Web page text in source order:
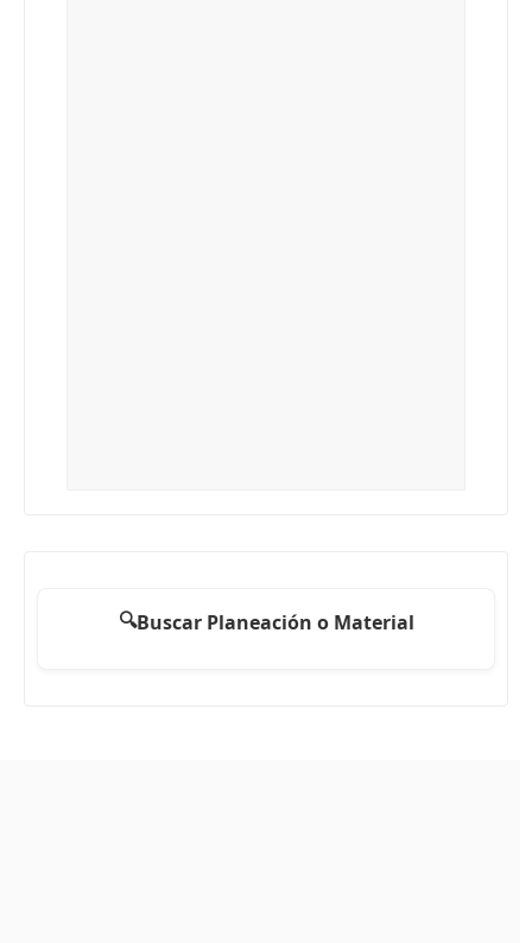
🔍Buscar Planeación o Material